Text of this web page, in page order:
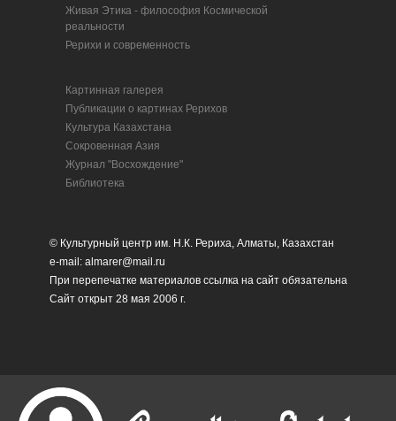
Живая Этика - философия Космической
реальности
Рерихи и современность
Картинная галерея
Публикации о картинах Рерихов
Культура Казахстана
Сокровенная Азия
Журнал "Восхождение"
Библиотека
© Культурный центр им. Н.К. Рериха, Алматы, Казахстан
e-mail: almarer@mail.ru
При перепечатке материалов ссылка на сайт обязательна
Сайт открыт 28 мая 2006 г.